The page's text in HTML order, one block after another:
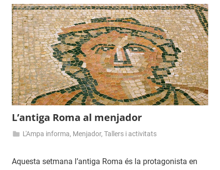
L’antiga Roma al menjador
de
L'Ampa informa, Menjador,Tallers i activitats
Aquesta setmana l’antiga Roma és la protagonista en